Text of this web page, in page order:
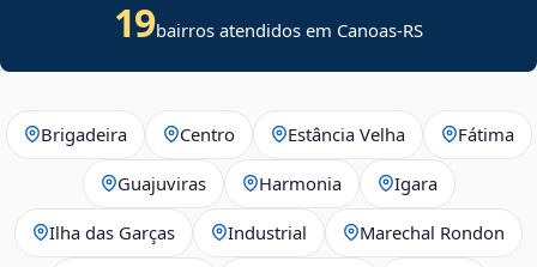
19bairros atendidos em Canoas-RS
Brigadeira Centro Estância Velha Fátima
Guajuviras Harmonia Igara
Ilha das Garças Industrial Marechal Rondon